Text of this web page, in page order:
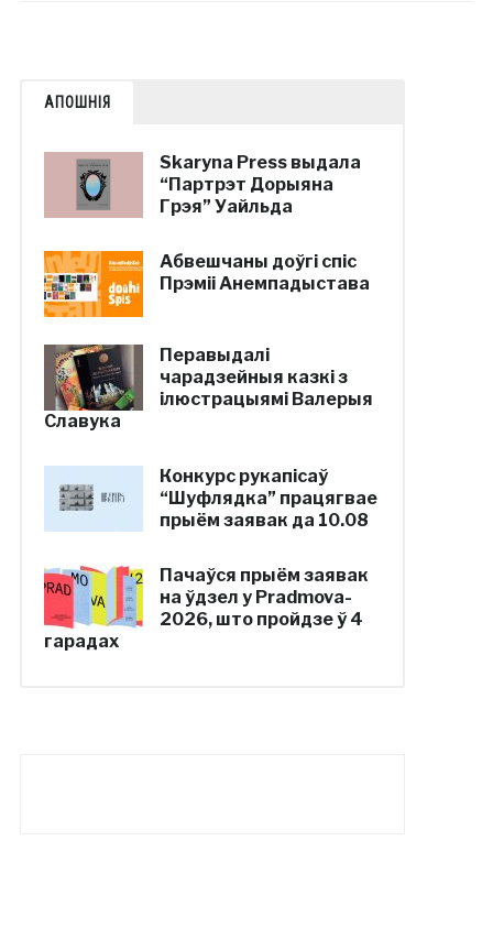
АПОШНІЯ
Skaryna Press выдала
“Партрэт Дорыяна
Грэя” Уайльда
Абвешчаны доўгі спіс
Прэміі Анемпадыстава
Перавыдалі
чарадзейныя казкі з
ілюстрацыямі Валерыя
Славука
Конкурс рукапісаў
“Шуфлядка” працягвае
прыём заявак да 10.08
Пачаўся прыём заявак
на ўдзел у Pradmova-
2026, што пройдзе ў 4
гарадах